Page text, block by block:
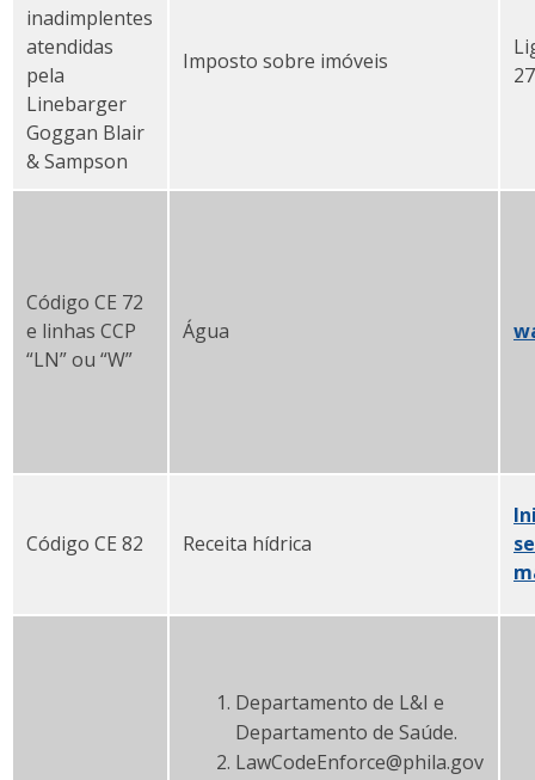
inadimplentes
atendidas
pela
Linebarger
Goggan Blair
& Sampson
Imposto sobre imóveis
Código CE 72
e linhas CCP
“LN” ou “W”
Água
Código CE 82 Receita hídrica
Departamento de L&I e
Departamento de Saúde.
LawCodeEnforce@phila.gov